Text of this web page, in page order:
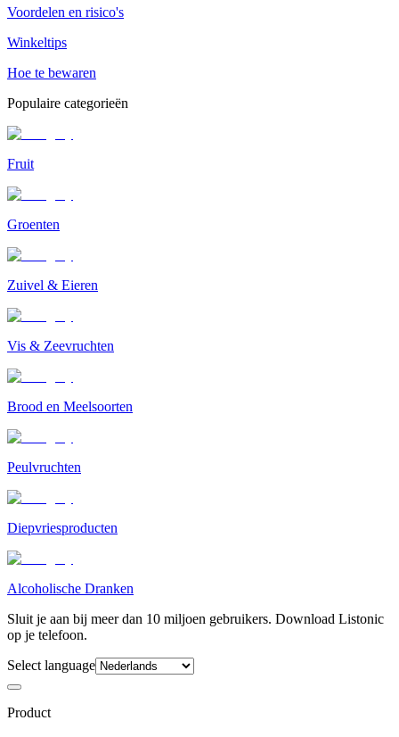
Voordelen en risico's
Winkeltips
Hoe te bewaren
Populaire categorieën
Fruit
Groenten
Zuivel & Eieren
Vis & Zeevruchten
Brood en Meelsoorten
Peulvruchten
Diepvriesproducten
Alcoholische Dranken
Sluit je aan bij meer dan 10 miljoen gebruikers. Download Listonic
op je telefoon.
Select language
Product